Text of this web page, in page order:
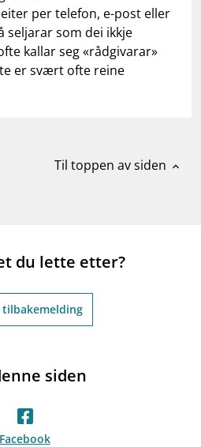
per telefon, e-post eller
seljarar som dei ikkje
kallar seg «rådgivarar»
er svært ofte reine
Til toppen av siden expand_less
du lette etter?
tilbakemelding
siden
Facebook